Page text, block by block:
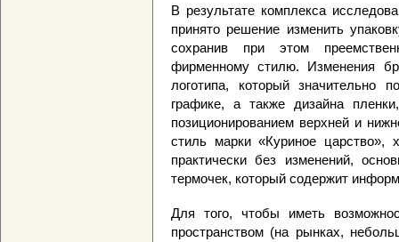
В результате комплекса
принято решение изменить
сохранив при этом
фирменному стилю. Изменения
логотипа, который значительно
графике, а также дизайна
позиционированием верхней и
стиль марки «Куриное царство»,
практически без изменений,
термочек, который содержит
Для того, чтобы иметь
пространством (на рынках,